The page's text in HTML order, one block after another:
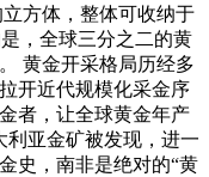
方体，整体可收纳于
，全球三分之二的黄
黄金开采格局历经多
开近代规模化采金序
者，让全球黄金年产
利亚金矿被发现，进一
史，南非是绝对的“黄